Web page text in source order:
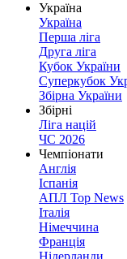
Україна
Україна
Перша ліга
Друга ліга
Кубок України
Суперкубок
Збірна України
Збірні
Ліга націй
ЧС 2026
Чемпіонати
Англія
Іспанія
АПЛ Top News
Італія
Німеччина
Франція
Нідерланди